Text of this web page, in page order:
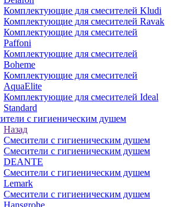
Комплектующие для смесителей Kludi
Комплектующие для смесителей Ravak
Комплектующие для смесителей
Paffoni
Комплектующие для смесителей
Boheme
Комплектующие для смесителей
AquaElite
Комплектующие для смесителей Ideal
Standard
с гигиеническим душем
Назад
Смесители с гигиеническим душем
Смесители с гигиеническим душем
DEANTE
Смесители с гигиеническим душем
Lemark
Смесители с гигиеническим душем
Hansgrohe